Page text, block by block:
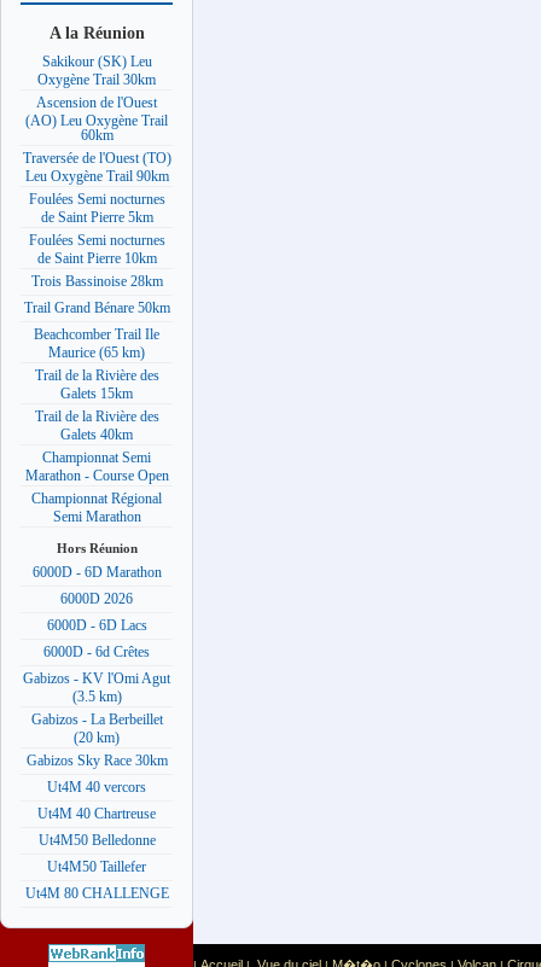
A la Réunion
Sakikour (SK) Leu
Oxygène Trail 30km
Ascension de l'Ouest
(AO) Leu Oxygène Trail
60km
Traversée de l'Ouest (TO)
Leu Oxygène Trail 90km
Foulées Semi nocturnes
de Saint Pierre 5km
Foulées Semi nocturnes
de Saint Pierre 10km
Trois Bassinoise 28km
Trail Grand Bénare 50km
Beachcomber Trail Ile
Maurice (65 km)
Trail de la Rivière des
Galets 15km
Trail de la Rivière des
Galets 40km
Championnat Semi
Marathon - Course Open
Championnat Régional
Semi Marathon
Hors Réunion
6000D - 6D Marathon
6000D 2026
6000D - 6D Lacs
6000D - 6d Crêtes
Gabizos - KV l'Omi Agut
(3.5 km)
Gabizos - La Berbeillet
(20 km)
Gabizos Sky Race 30km
Ut4M 40 vercors
Ut4M 40 Chartreuse
Ut4M50 Belledonne
Ut4M50 Taillefer
Ut4M 80 CHALLENGE